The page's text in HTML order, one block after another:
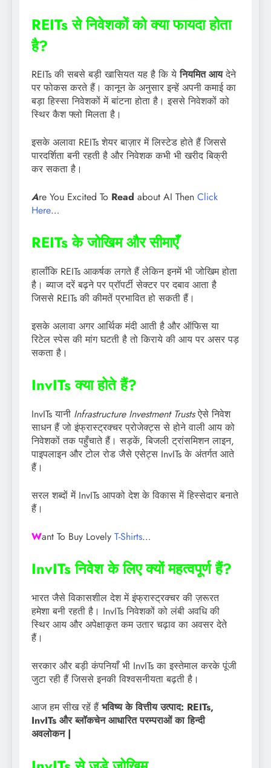
REITs से निवेशकों को क्या फायदा होता
है?
REITs की सबसे बड़ी खासियत यह है कि येनियमित आयदेने
पर फोकस करते हैं। कानून के अनुसार इन्हें अपनी कमाई का
बड़ा हिस्सा निवेशकों में बांटना होता है। इससे निवेशकों को
स्थिर कैश फ्लो मिलता है।
इसके अलावा REITs शेयर बाज़ार में लिस्टेड होते हैं जिससे
पारदर्शिता बनी रहती है और निवेशक कभी भी खरीद बिक्री
कर सकता है।
Are You Excited To Read about AI Then Click
Here…
REITs के जोखिम और सीमाएँ
हालाँकि REITs आकर्षक लगते हैं लेकिन इनमें भी जोखिम होता
है। ब्याज दरें बढ़ने पर प्रॉपर्टी सेक्टर पर दबाव आता है
जिससे REITs की कीमतें प्रभावित हो सकती हैं।
इसके अलावा अगर आर्थिक मंदी आती है और ऑफिस या
रिटेल स्पेस की मांग घटती है तो किराये की आय पर असर पड़
सकता है।
InvITs क्या होते हैं?
InvITs यानी Infrastructure Investment Trustsऐसे निवेश
साधन हैं जो इंफ्रास्ट्रक्चर प्रोजेक्ट्स से होने वाली आय को
निवेशकों तक पहुँचाते हैं। सड़कें, बिजली ट्रांसमिशन लाइन,
पाइपलाइन और टोल रोड जैसे एसेट्स InvITs के अंतर्गत आते
हैं।
सरल शब्दों में InvITs आपको देश के विकास में हिस्सेदार बनाते
हैं।
Want To Buy Lovely T-Shirts…
InvITs निवेश के लिए क्यों महत्वपूर्ण हैं?
भारत जैसे विकासशील देश में इंफ्रास्ट्रक्चर की ज़रूरत
हमेशा बनी रहती है। InvITs निवेशकों को लंबी अवधि की
स्थिर आय और अपेक्षाकृत कम उतार चढ़ाव का अवसर देते
हैं।
सरकार और बड़ी कंपनियाँ भी InvITs का इस्तेमाल करके पूंजी
जुटा रही हैं जिससे इनकी विश्वसनीयता बढ़ती है।
आज हम सीख रहें हैंभविष्य के वित्तीय उत्पाद: REITs,
InvITs और ब्लॉकचेन आधारित परम्पराओं का हिन्दी
अवलोकन |